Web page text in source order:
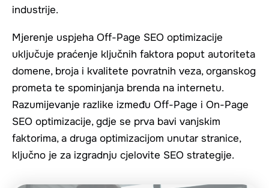
industrije.
Mjerenje uspjeha Off-Page SEO optimizacije
uključuje praćenje ključnih faktora poput autoriteta
domene, broja i kvalitete povratnih veza, organskog
prometa te spominjanja brenda na internetu.
Razumijevanje razlike između Off-Page i On-Page
SEO optimizacije, gdje se prva bavi vanjskim
faktorima, a druga optimizacijom unutar stranice,
ključno je za izgradnju cjelovite SEO strategije.